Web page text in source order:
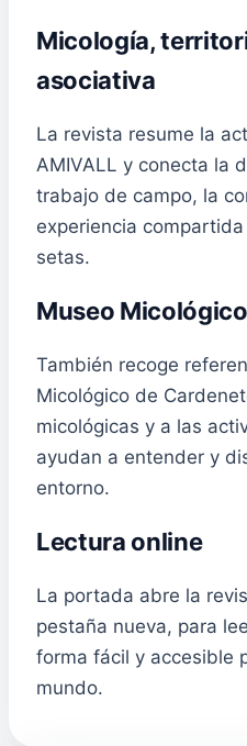
Micología,
asociativa
La revista resume la
AMIVALL y conecta la
trabajo de campo, la
experiencia
setas.
Museo
También recoge
Micológico de
micológicas y a las
ayudan a entender y
entorno.
Lectura online
La portada abre la
pestaña nueva, para
forma fácil y accesible
mundo.